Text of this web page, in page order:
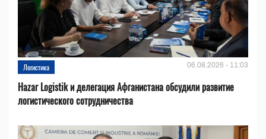
Логистика 06.08.2026 - 11:03
Hazar Logistik и делегация Афганистана обсудили развитие
логистического сотрудничества